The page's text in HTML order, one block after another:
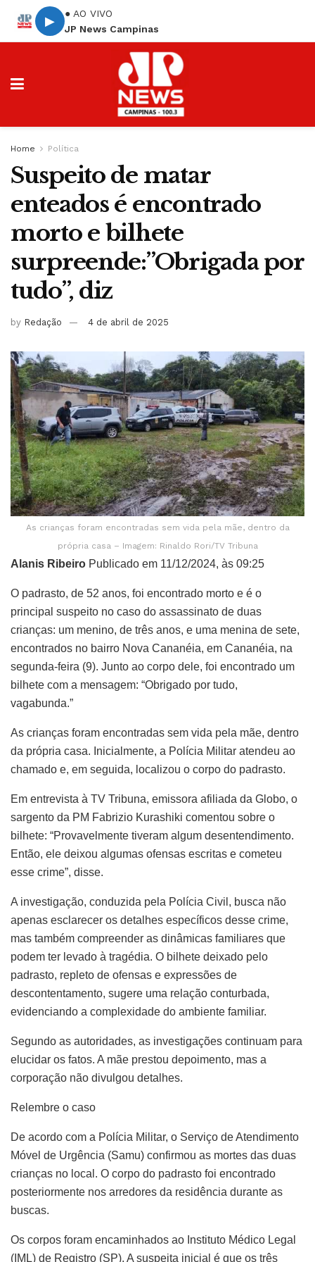
▶
● AO VIVO
JP News Campinas
Home Política
Suspeito de matar
enteados é encontrado
morto e bilhete
surpreende:”Obrigada por
tudo”, diz
by Redação 4 de abril de 2025
As crianças foram encontradas sem vida pela mãe, dentro da
própria casa – Imagem: Rinaldo Rori/TV Tribuna
Alanis Ribeiro Publicado em 11/12/2024, às 09:25
O padrasto, de 52 anos, foi encontrado morto e é o
principal suspeito no caso do assassinato de duas
crianças: um menino, de três anos, e uma menina de sete,
encontrados no bairro Nova Cananéia, em Cananéia, na
segunda-feira (9). Junto ao corpo dele, foi encontrado um
bilhete com a mensagem: “Obrigado por tudo,
vagabunda.”
As crianças foram encontradas sem vida pela mãe, dentro
da própria casa. Inicialmente, a Polícia Militar atendeu ao
chamado e, em seguida, localizou o corpo do padrasto.
Em entrevista à TV Tribuna, emissora afiliada da Globo, o
sargento da PM Fabrizio Kurashiki comentou sobre o
bilhete: “Provavelmente tiveram algum desentendimento.
Então, ele deixou algumas ofensas escritas e cometeu
esse crime”, disse.
A investigação, conduzida pela Polícia Civil, busca não
apenas esclarecer os detalhes específicos desse crime,
mas também compreender as dinâmicas familiares que
podem ter levado à tragédia. O bilhete deixado pelo
padrasto, repleto de ofensas e expressões de
descontentamento, sugere uma relação conturbada,
evidenciando a complexidade do ambiente familiar.
Segundo as autoridades, as investigações continuam para
elucidar os fatos. A mãe prestou depoimento, mas a
corporação não divulgou detalhes.
Relembre o caso
De acordo com a Polícia Militar, o Serviço de Atendimento
Móvel de Urgência (Samu) confirmou as mortes das duas
crianças no local. O corpo do padrasto foi encontrado
posteriormente nos arredores da residência durante as
buscas.
Os corpos foram encaminhados ao Instituto Médico Legal
(IML) de Registro (SP). A suspeita inicial é que os três